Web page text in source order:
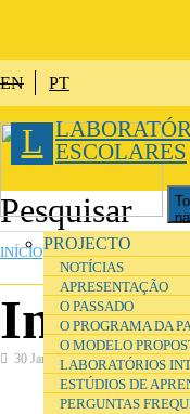
EN PT
L ESCOLARES
PROJECTO
NOTÍCIAS
APRESENTAÇÃO
O PASSADO
O PROGRAMA DA
O MODELO
LABORATÓRIOS
ESTÚDIOS DE
PERGUNTAS
ESTÁ
INÍCIO
30 Janeiro 2017